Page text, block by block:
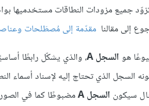
مقدّمة إلى مُصطَلحات
السجل A
السجل A مضبوطًا كما في